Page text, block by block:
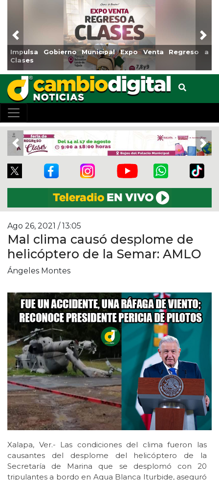
Municipal Expo Venta Regreso a
Reabrirá
Previous
Previous
Ago 26, 2021 / 13:05
Mal clima causó desplome de
helicóptero de la Semar: AMLO
Ángeles Montes
Xalapa, Ver.- Las condiciones del clima fueron las
causantes del desplome del helicóptero de la
Secretaría de Marina que se desplomó con 20
tripulantes a bordo en Agua Blanca Iturbide, aseguró